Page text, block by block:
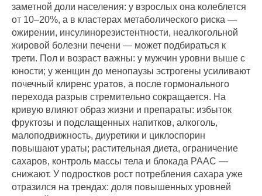
заметной доли населения: у взрослых она колеблется
от 10–20%, а в кластерах метаболического риска —
ожирении, инсулинорезистентности, неалкогольной
жировой болезни печени — может подбираться к
трети. Пол и возраст важны: у мужчин уровни выше с
юности; у женщин до менопаузы эстрогены усиливают
почечный клиренс уратов, а после гормонального
перехода разрыв стремительно сокращается. На
кривую влияют образ жизни и препараты: избыток
фруктозы и подслащенных напитков, алкоголь,
малоподвижность, диуретики и циклоспорин
повышают ураты; растительная диета, ограничение
сахаров, контроль массы тела и блокада РААС —
снижают. У подростков рост потребления сахара уже
отразился на трендах: доля повышенных уровней